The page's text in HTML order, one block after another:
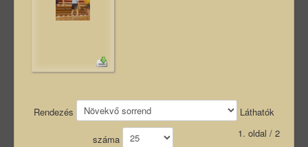
Rendezés Láthatók
száma 1. oldal / 2